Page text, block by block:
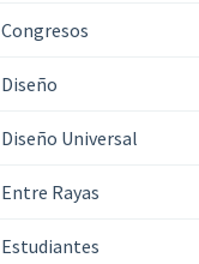
Congresos
Diseño
Diseño Universal
Entre Rayas
Estudiantes